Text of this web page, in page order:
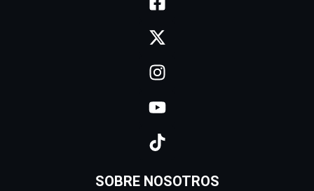
SOBRE NOSOTROS